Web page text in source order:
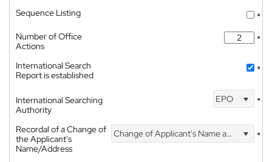
Sequence Listing
*
Number of Office
Actions
*
International Search
Report is established
*
International Searching
Authority
EPO *
Recordal of a Change of
the Applicant's
Name/Address
Change of Applicant's Name and Address *